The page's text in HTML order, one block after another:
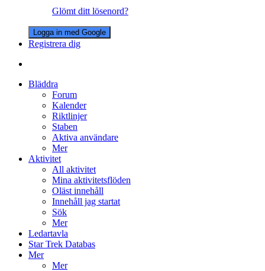
Glömt ditt lösenord?
Logga in med Google
Registrera dig
Bläddra
Forum
Kalender
Riktlinjer
Staben
Aktiva användare
Mer
Aktivitet
All aktivitet
Mina aktivitetsflöden
Oläst innehåll
Innehåll jag startat
Sök
Mer
Ledartavla
Star Trek Databas
Mer
Mer